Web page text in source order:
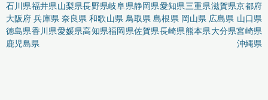
石川県福井県山梨県長野県岐阜県静岡県愛知県三重県滋賀県京都府
大阪府 兵庫県 奈良県 和歌山県 鳥取県 島根県 岡山県 広島県 山口県
徳島県香川県愛媛県高知県福岡県佐賀県長崎県熊本県大分県宮崎県
鹿児島県
沖縄県